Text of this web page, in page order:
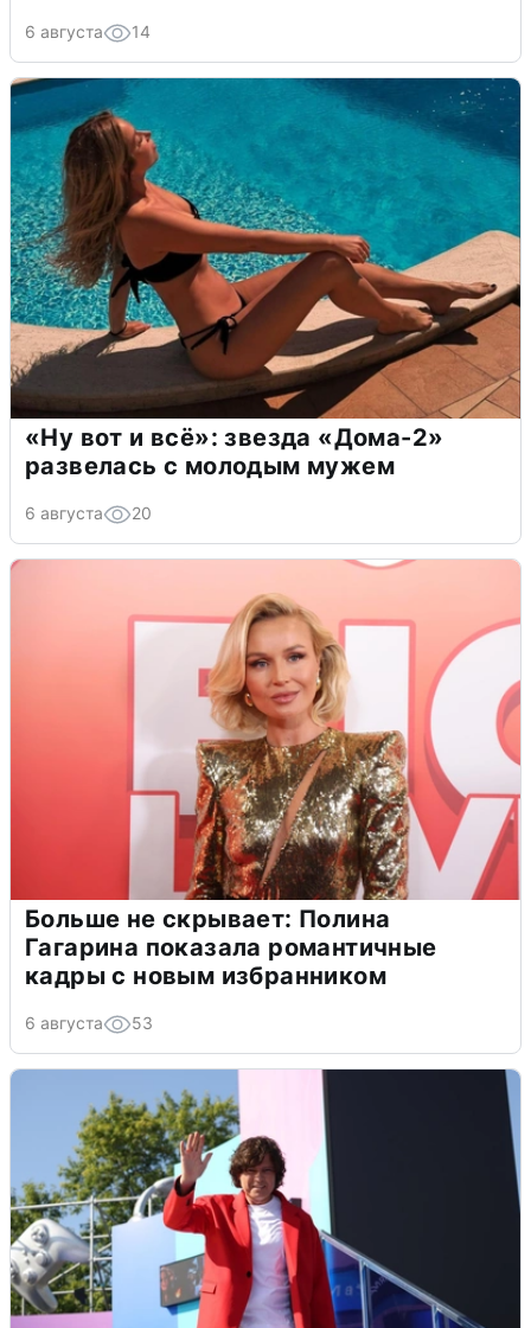
6 августа 14
«Ну вот и всё»: звезда «Дома-2»
развелась с молодым мужем
6 августа 20
Больше не скрывает: Полина
Гагарина показала романтичные
кадры с новым избранником
6 августа 53